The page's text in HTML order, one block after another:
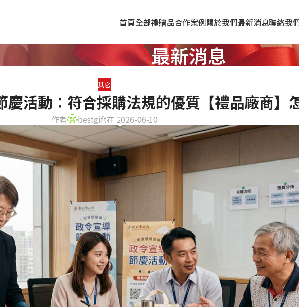
首頁全部禮贈品合作案例關於我們最新消息聯絡我
最新消息
其它
慶活動：符合採購法規的優質【禮品廠商】
作者 bestgift在 2026-06-10